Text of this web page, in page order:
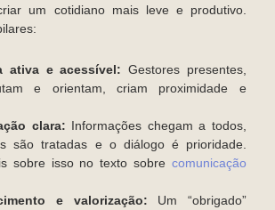
um cotidiano mais leve e produtivo.
ativa e acessível: Gestores presentes,
e orientam, criam proximidade e
clara: Informações chegam a todos,
são tratadas e o diálogo é prioridade.
sobre isso no texto sobre comunicação
e valorização: Um “obrigado”